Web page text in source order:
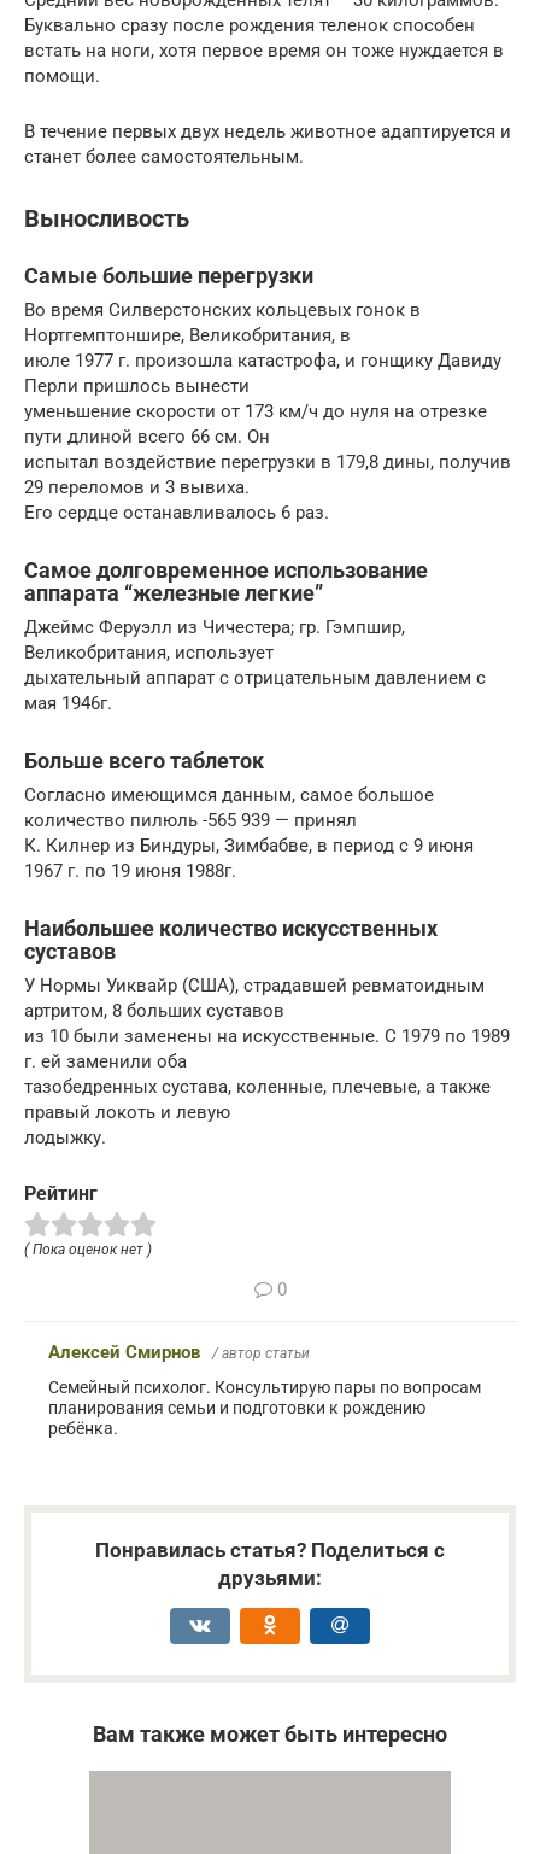
Буквально сразу после рождения теленок способен
встать на ноги, хотя первое время он тоже нуждается в
помощи.
В течение первых двух недель животное адаптируется и
станет более самостоятельным.
Выносливость
Самые большие перегрузки
Во время Силверстонских кольцевых гонок в
Нортгемптоншире, Великобритания, в
июле 1977 г. произошла катастрофа, и гонщику Давиду
Перли пришлось вынести
уменьшение скорости от 173 км/ч до нуля на отрезке
пути длиной всего 66 см. Он
испытал воздействие перегрузки в 179,8 дины, получив
29 переломов и 3 вывиха.
Его сердце останавливалось 6 раз.
Самое долговременное использование
аппарата “железные легкие”
Джеймс Феруэлл из Чичестера; гр. Гэмпшир,
Великобритания, использует
дыхательный аппарат с отрицательным давлением с
мая 1946г.
Больше всего таблеток
Согласно имеющимся данным, самое большое
количество пилюль -565 939 — принял
К. Килнер из Биндуры, Зимбабве, в период с 9 июня
1967 г. по 19 июня 1988г.
Наибольшее количество искусственных
суставов
У Нормы Уиквайр (США), страдавшей ревматоидным
артритом, 8 больших суставов
из 10 были заменены на искусственные. С 1979 по 1989
г. ей заменили оба
тазобедренных сустава, коленные, плечевые, а также
правый локоть и левую
лодыжку.
Рейтинг
( Пока оценок нет )
0
Алексей Смирнов / автор статьи
Семейный психолог. Консультирую пары по вопросам
планирования семьи и подготовки к рождению
ребёнка.
Понравилась статья? Поделиться с
друзьями:
Вам также может быть интересно